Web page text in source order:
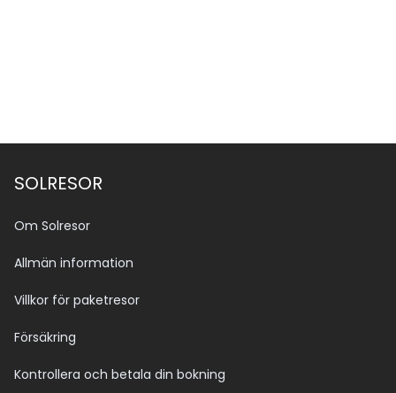
SOLRESOR
Om Solresor
Allmän information
Villkor för paketresor
Försäkring
Kontrollera och betala din bokning